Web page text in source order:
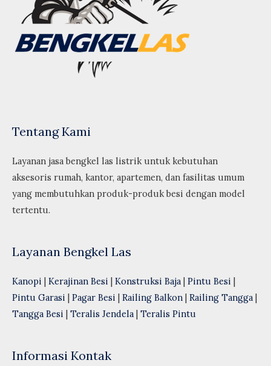
Tentang Kami
Layanan jasa bengkel las listrik untuk kebutuhan
aksesoris rumah, kantor, apartemen, dan fasilitas umum
yang membutuhkan produk-produk besi dengan model
tertentu.
Layanan Bengkel Las
Kanopi | Kerajinan Besi | Konstruksi Baja | Pintu Besi |
Pintu Garasi | Pagar Besi | Railing Balkon | Railing Tangga |
Tangga Besi | Teralis Jendela | Teralis Pintu
Informasi Kontak